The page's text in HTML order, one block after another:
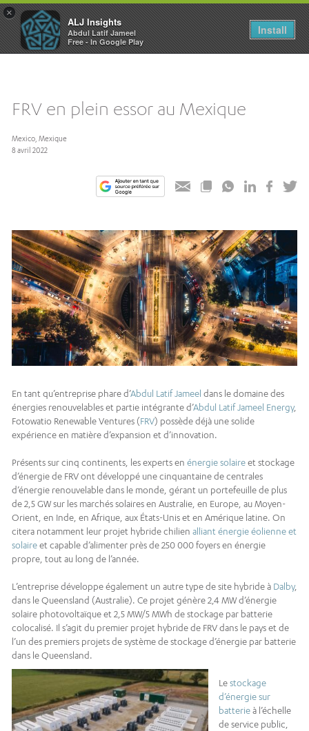
×
ALJ Insights
Abdul Latif Jameel
Free - In Google Play
Install
Toggle
navigation
FRV en plein essor au Mexique
Mexico, Mexique
8 avril 2022
En tant qu’entreprise phare d’Abdul Latif Jameel dans le domaine des
énergies renouvelables et partie intégrante d’Abdul Latif Jameel Energy,
Fotowatio Renewable Ventures (FRV) possède déjà une solide
expérience en matière d’expansion et d’innovation.
Présents sur cinq continents, les experts en énergie solaireet stockage
d’énergie de FRV ont développé une cinquantaine de centrales
d’énergie renouvelable dans le monde, gérant un portefeuille de plus
de 2,5 GW sur les marchés solaires en Australie, en Europe, au Moyen-
Orient, en Inde, en Afrique, aux États-Unis et en Amérique latine. On
citera notamment leur projet hybride chilien alliant énergie éolienne et
solaireet capable d’alimenter près de 250 000 foyers en énergie
propre, tout au long de l’année.
L’entreprise développe également un autre type de site hybride à Dalby,
dans le Queensland (Australie). Ce projet génère 2,4 MW d’énergie
solaire photovoltaïque et 2,5 MW/5 MWh de stockage par batterie
colocalisé. Il s’agit du premier projet hybride de FRV dans le pays et de
l’un des premiers projets de système de stockage d’énergie par batterie
dans le Queensland.
Lestockage
d’énergie sur
batterieà l’échelle
de service public,